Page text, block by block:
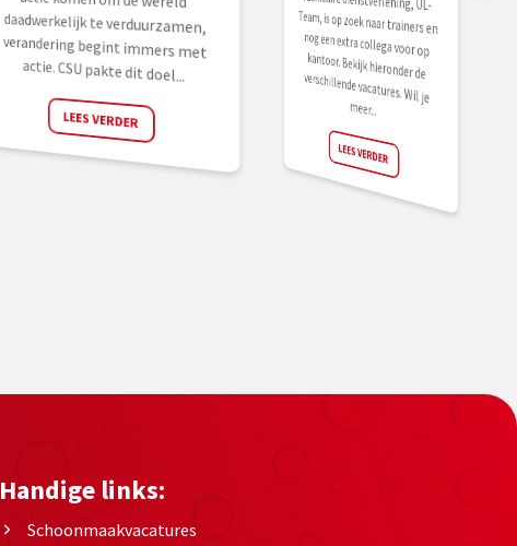
actie. CSU pakte dit doel...
LEES VERDER meer...
LEES VERDER
Handige links:
Schoonmaakvacatures